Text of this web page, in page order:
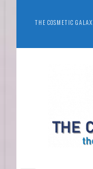
THE COSMETIC